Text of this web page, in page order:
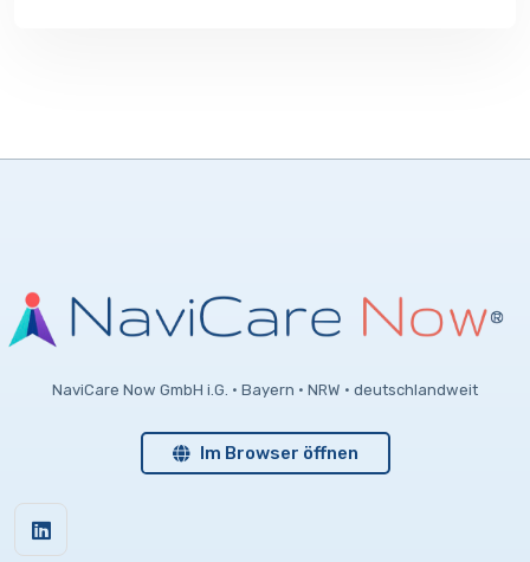
NaviCare Now GmbH i.G. · Bayern · NRW · deutschlandweit
Im Browser öffnen